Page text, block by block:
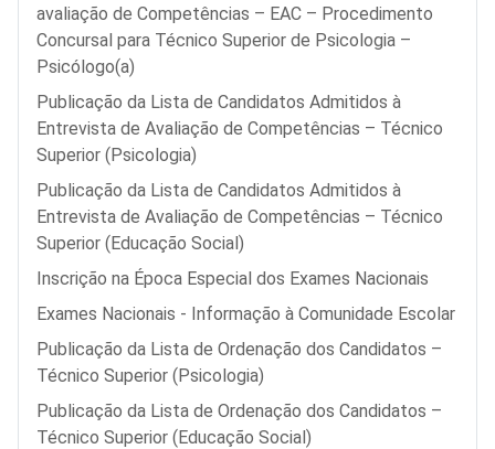
avaliação de Competências – EAC – Procedimento
Concursal para Técnico Superior de Psicologia –
Psicólogo(a)
Publicação da Lista de Candidatos Admitidos à
Entrevista de Avaliação de Competências – Técnico
Superior (Psicologia)
Publicação da Lista de Candidatos Admitidos à
Entrevista de Avaliação de Competências – Técnico
Superior (Educação Social)
Inscrição na Época Especial dos Exames Nacionais
Exames Nacionais - Informação à Comunidade Escolar
Publicação da Lista de Ordenação dos Candidatos –
Técnico Superior (Psicologia)
Publicação da Lista de Ordenação dos Candidatos –
Técnico Superior (Educação Social)